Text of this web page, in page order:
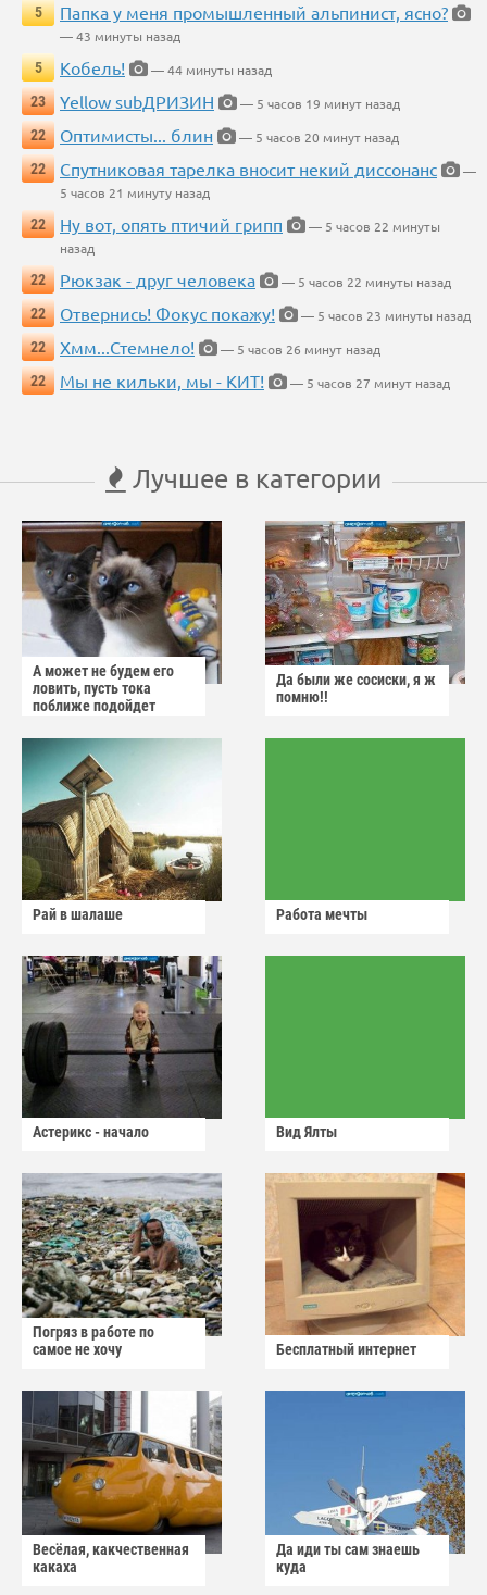
5 Папка у меня промышленный альпинист, ясно?
— 43 минуты назад
5
Кобель!
— 44 минуты назад
23
Yellow subДРИЗИН
— 5 часов 19 минут назад
22
Оптимисты... блин
— 5 часов 20 минут назад
22
Спутниковая тарелка вносит некий диссонанс
—
5 часов 21 минуту назад
22
Ну вот, опять птичий грипп
— 5 часов 22 минуты
назад
22
Рюкзак - друг человека
— 5 часов 22 минуты назад
22
Отвернись! Фокус покажу!
— 5 часов 23 минуты назад
22
Хмм...Стемнело!
— 5 часов 26 минут назад
22
Мы не кильки, мы - КИТ! — 5 часов 27 минут назад
Лучшее в категории
А может не будем его
ловить, пусть тока
поближе подойдет
Да были же сосиски, я ж
помню!!
Рай в шалаше Работа мечты
Астерикс - начало Вид Ялты
Погряз в работе по
самое не хочу
Бесплатный интернет
Весёлая, какчественная
какаха
Да иди ты сам знаешь
куда